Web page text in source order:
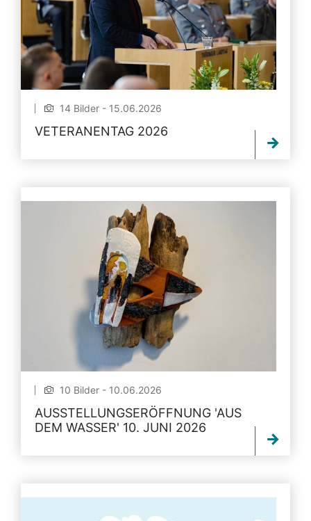
14 Bilder - 15.06.2026
VETERANENTAG 2026
10 Bilder - 10.06.2026
AUSSTELLUNGSERÖFFNUNG 'AUS
DEM WASSER' 10. JUNI 2026